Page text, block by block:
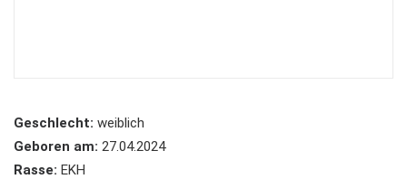
Geschlecht: weiblich
Geboren am: 27.04.2024
Rasse: EKH